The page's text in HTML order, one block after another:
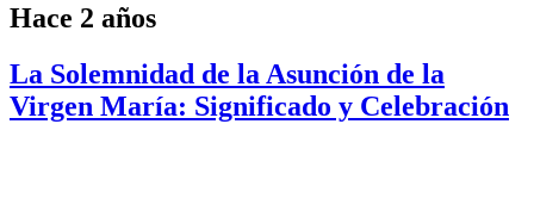
Hace 2 años
La Solemnidad de la Asunción de la
Virgen María: Significado y Celebración